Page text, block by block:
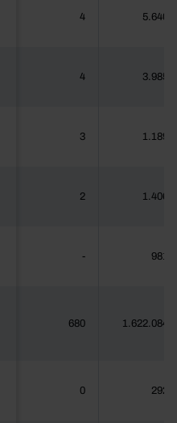
4 5.640
4 3.985
3 1.189
2 1.406
- 981
680 1.622.084
0 292